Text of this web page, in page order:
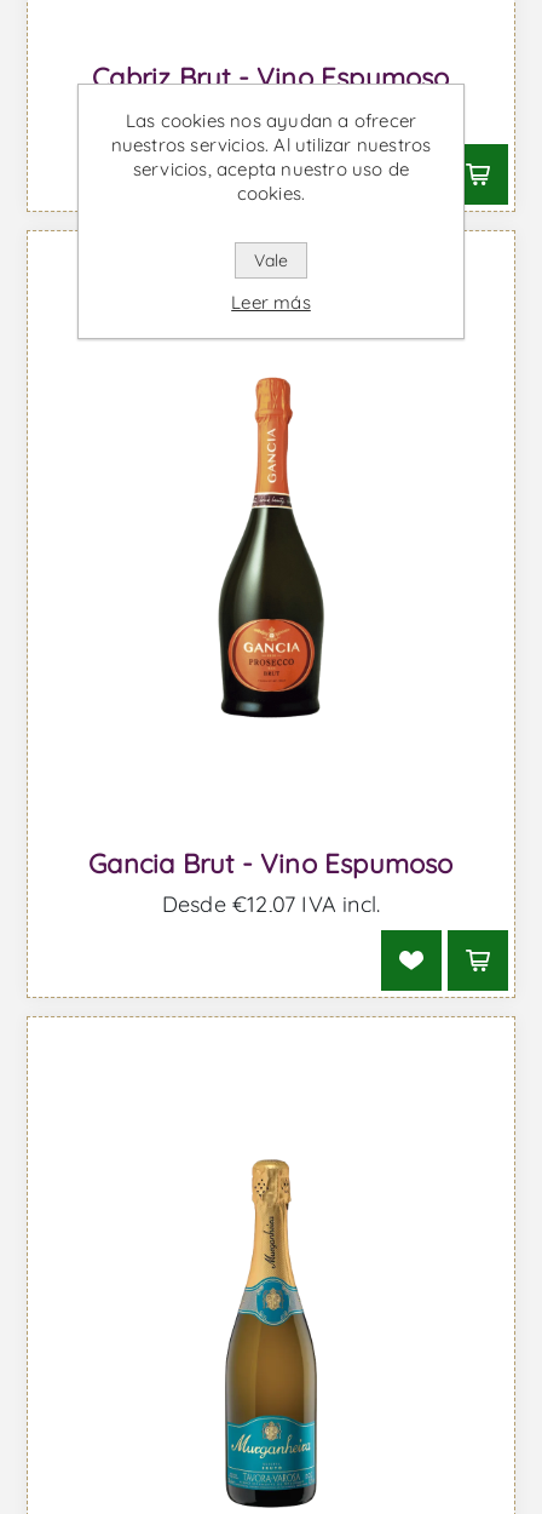
Cabriz Brut - Vino Espumoso
Desde €10,30 IVA incl.
Gancia Brut - Vino Espumoso
Desde €12,07 IVA incl.
Las cookies nos ayudan a ofrecer
nuestros servicios. Al utilizar nuestros
servicios, acepta nuestro uso de
cookies.
Vale
Leer más